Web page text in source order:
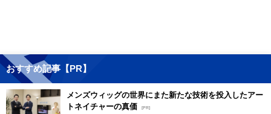
おすすめ記事【PR】
メンズウィッグの世界にまた新たな技術を投入したアー
トネイチャーの真価 [PR]